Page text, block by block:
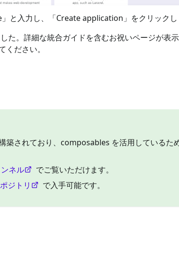
と入力し、「Create application」をクリック
た。詳細な統合ガイドを含むお祝いページが表
ださい。
されており、composables を活用しているた
ネル
でご覧いただけます。
ジトリ で入手可能です。